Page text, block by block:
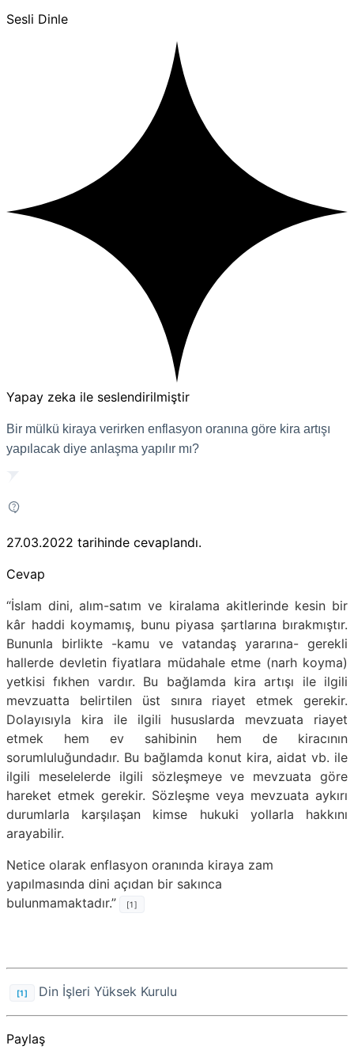
Sesli Dinle
Yapay zeka ile seslendirilmiştir
Bir mülkü kiraya verirken enflasyon oranına göre kira artışı
yapılacak diye anlaşma yapılır mı?
27.03.2022 tarihinde cevaplandı.
Cevap
“İslam dini, alım-satım ve kiralama akitlerinde kesin bir
kâr haddi koymamış, bunu piyasa şartlarına bırakmıştır.
Bununla birlikte -kamu ve vatandaş yararına- gerekli
hallerde devletin fiyatlara müdahale etme (narh koyma)
yetkisi fıkhen vardır. Bu bağlamda kira artışı ile ilgili
mevzuatta belirtilen üst sınıra riayet etmek gerekir.
Dolayısıyla kira ile ilgili hususlarda mevzuata riayet
etmek hem ev sahibinin hem de kiracının
sorumluluğundadır. Bu bağlamda konut kira, aidat vb. ile
ilgili meselelerde ilgili sözleşmeye ve mevzuata göre
hareket etmek gerekir. Sözleşme veya mevzuata aykırı
durumlarla karşılaşan kimse hukuki yollarla hakkını
arayabilir.
Netice olarak enflasyon oranında kiraya zam
yapılmasında dini açıdan bir sakınca
bulunmamaktadır.”
[1]
[1] Din İşleri Yüksek Kurulu
Paylaş